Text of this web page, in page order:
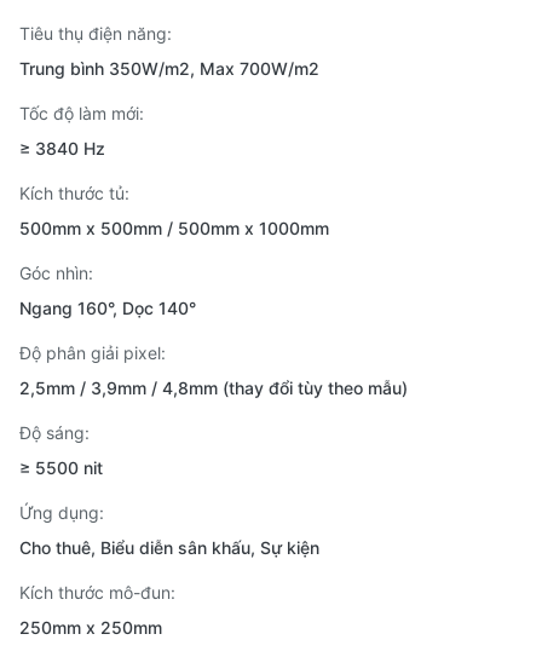
Tiêu thụ điện năng:
Trung bình 350W/m2, Max 700W/m2
Tốc độ làm mới:
≥ 3840 Hz
Kích thước tủ:
500mm x 500mm / 500mm x 1000mm
Góc nhìn:
Ngang 160°, Dọc 140°
Độ phân giải pixel:
2,5mm / 3,9mm / 4,8mm (thay đổi tùy theo mẫu)
Độ sáng:
≥ 5500 nit
Ứng dụng:
Cho thuê, Biểu diễn sân khấu, Sự kiện
Kích thước mô-đun:
250mm x 250mm